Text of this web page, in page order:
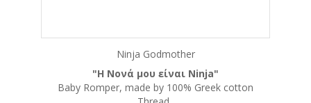
Ninja Godmother
"Η Nονά μου είναι Ninja"
Baby Romper, made by 100% Greek cotton